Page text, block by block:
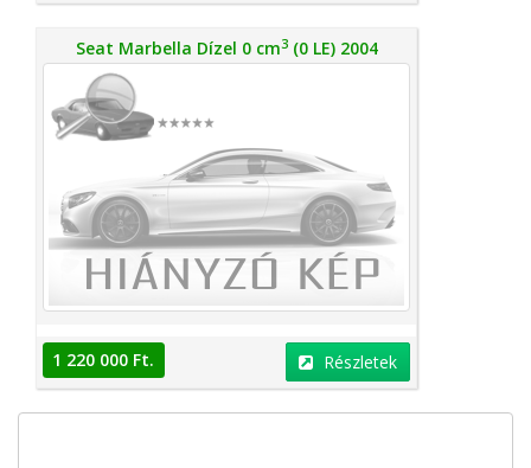
Seat Marbella Dízel 0 cm3(0 LE) 2004
1 220 000 Ft. Részletek